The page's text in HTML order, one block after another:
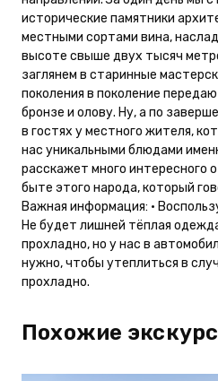
исторические памятники
местными сортами вина,
высоте свыше двух тысяч
заглянем в старинные
поколения в поколение
бронзе и олову. Ну, а по
в гостях у местного жителя,
нас уникальными блюдами
расскажет много интересного
быте этого народа, который
Важная информация: •
Не будет лишней тёплая
прохладно, но у нас в
нужно, чтобы утеплиться в
прохладно.
Похожие